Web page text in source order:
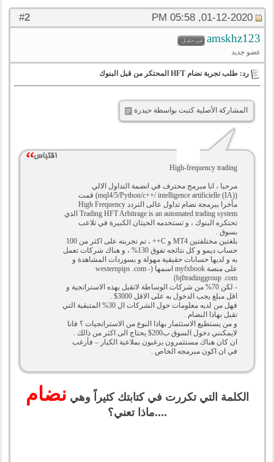
#
2 01-12-2020, 05:58 PM
amskhz123
عضو جديد
رد: طلب تجربة نضام HFT المحتكر من قبل البنوك
المشاركة الأصلية كتبت بواسطة حيدرة
High-frequency trading
مرحبا ، انا مبرمج محترف في انضمة التداول الالي
(mql4/5/Python/c++/ intelligence artificielle (IA)) قمت
مأخرا ببرمجة نضام تداول عالى التردد High Frequency
Trading HFT Arbitrage is an automated trading system الذي
تحتكره البنوك ، و تستخدمه الحيتان الكبيرة في تلاعب
بسوق .
بلغتين مختلفتين MT4 و C++ ، تم تجربته على اكثر من 100
حساب ديمو و كل نتائجه تفوق 130% ، و هناك شركات تعمل
به و لديها حسابات حقيقية مهولة و بسوردات المشاهدة و
على منصة myfxbook اسمها (westernpips .com -
bjftradinggroup .com)
- لكن 70% من شركات الوساطة لاتقبل بهذه الاستراتجية و
اقل مبلغ يجب الدخول به على الاقل 3000$ .
فهل من لديه معلومات حول الشركات ال 30% المتبقية التي
تقبل بهاذا النضام .
و من يستطيع الاستثمار بهاذا النوع من الاستراتجيات ؟ فانا
لايمكنني دخول السوق ب200$ يحتاج الى اكثر من ذالك .
ان كان هناك مستثمرون يرغبون بملاعبة الكبار – فأرغب
في ان اكون مبرمجه الخاص .
الكلمة التي تكررت في كتابتك كثيراً وهي نضام
....ماذا تعني؟